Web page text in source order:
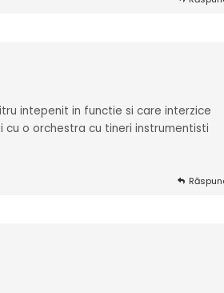
intepenit in functie si care interzice
o orchestra cu tineri instrumentisti